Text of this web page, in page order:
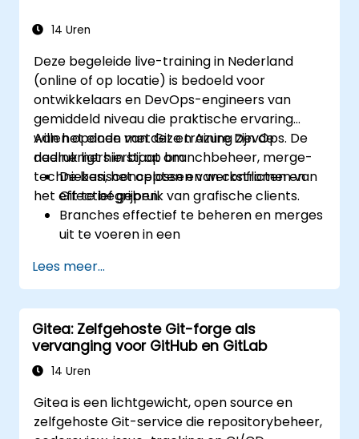
14 Uren
Deze begeleide live-training in Nederland
(online of op locatie) is bedoeld voor
ontwikkelaars en DevOps-engineers van
gemiddeld niveau die praktische ervaring
willen opdoen met Git en Azure DevOps. De
nadruk ligt hierbij op branchbeheer, merge-
technieken, het oplossen van conflicten en
het effectief gebruik van grafische clients.
Aan het einde van deze training zijn de
deelnemers in staat om:
De basisconcepten en werkstromen van
Git te begrijpen.
Branches effectief te beheren en merges
uit te voeren in een
Conflicten op te lossen met behulp van
beste praktijken in realistische situaties.
Grafische clients zoals SourceTree en
GitKraken te gebruiken voor het beheren
van Git.
Praktische Git-operaties uit te voeren via
Git te gebruiken in Azure DevOps om
repositories te integreren en
Lees meer...
Gitea: Zelfgehoste Git-forge als
vervanging voor GitHub en GitLab
14 Uren
Gitea is een lichtgewicht, open source en
zelfgehoste Git-service die repositorybeheer,